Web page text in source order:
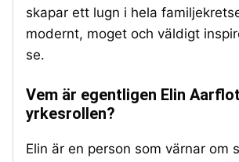
skapar ett lugn i hela
modernt, moget och väldigt
se.
Vem är egentligen Elin
yrkesrollen?
Elin är en person som värnar om